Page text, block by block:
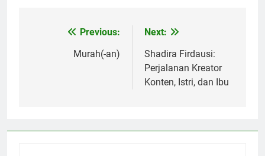
NavigasiPrevious:
Murah(-an)
Next:
Shadira Firdausi:
Perjalanan Kreator
Konten, Istri, dan Ibu